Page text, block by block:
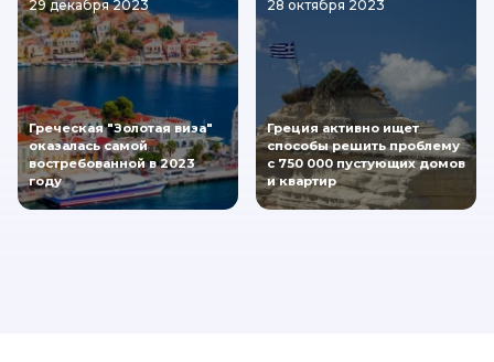
29 декабря 2023
Греческая "Золотая виза"
оказалась самой
востребованной в 2023
году
28 октября 2023
Греция активно ищет
способы решить проблему
с 750 000 пустующих домов
и квартир